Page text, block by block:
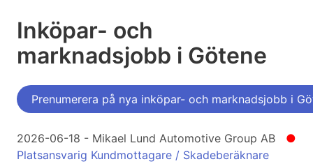
Inköpar- och
marknadsjobb i Götene
Prenumerera på nya inköpar- och marknadsjobb i
●
2026-06-18 - Mikael Lund Automotive Group AB
Platsansvarig Kundmottagare / Skadeberäknare